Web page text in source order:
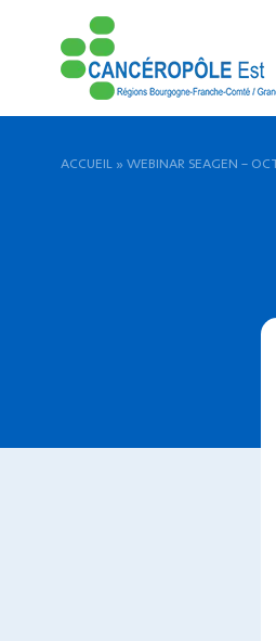
ACCUEIL » WEBINAR SEAGEN –